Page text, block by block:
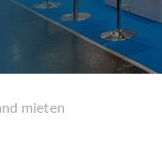
mieten